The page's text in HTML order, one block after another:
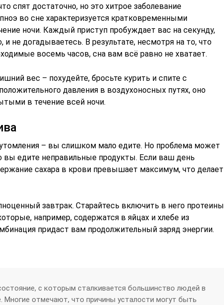
спят достаточно, но это хитрое заболевание
во сне характеризуется кратковременными
ночи. Каждый приступ пробуждает вас на секунду,
не догадываетесь. В результате, несмотря на то, что
восемь часов, сна вам всё равно не хватает.
вес – похудейте, бросьте курить и спите c
давления в воздухоносных путях, оно
в течение всей ночи.
– вы слишком мало едите. Но проблема может
вы едите неправильные продукты. Если ваш день
сахара в крови превышает максимум, что делает
завтрак. Старайтесь включить в него протеины
например, содержатся в яйцах и хлебе из
придаст вам продолжительный заряд энергии.
с которым сталкивается большинство людей в
Многие отмечают, что причины усталости могут быть